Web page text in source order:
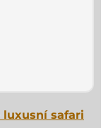
safari